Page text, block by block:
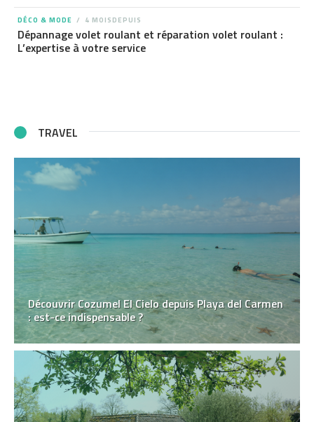
DÉCO & MODE 4 MOISDEPUIS
Dépannage volet roulant et réparation volet roulant :
L’expertise à votre service
TRAVEL
Découvrir Cozumel El Cielo depuis Playa del Carmen
: est-ce indispensable ?